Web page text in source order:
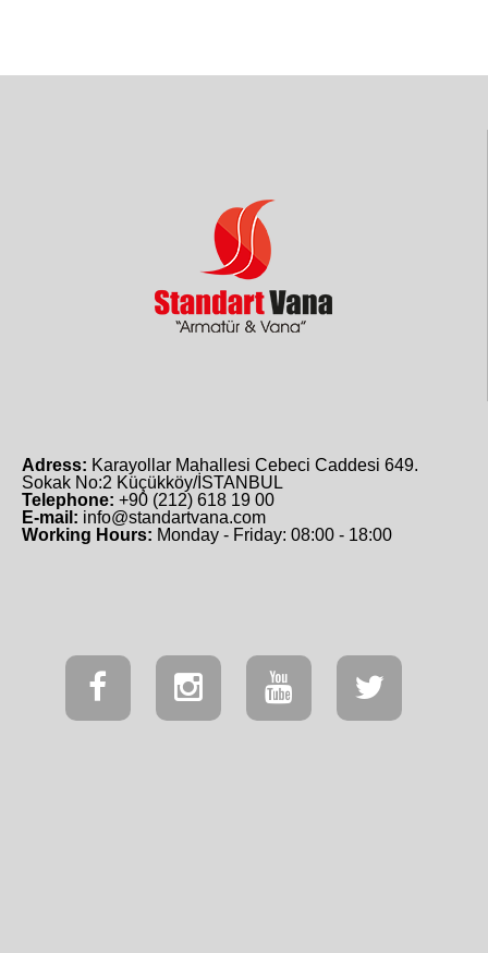
Adress: Karayollar Mahallesi Cebeci Caddesi 649.
Sokak No:2 Küçükköy/İSTANBUL
Telephone: +90 (212) 618 19 00
E-mail: info@standartvana.com
Working Hours: Monday - Friday: 08:00 - 18:00